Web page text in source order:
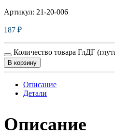
Артикул: 21-20-006
187 ₽
Количество товара ГлДГ
В корзину
Описание
Детали
Описание